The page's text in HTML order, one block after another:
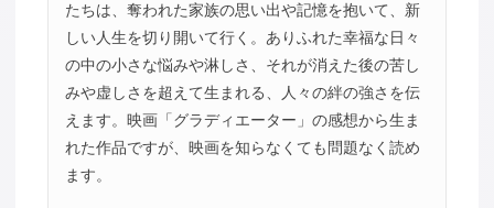
たちは、奪われた家族の思い出や記憶を抱いて、新
しい人生を切り開いて行く。ありふれた幸福な日々
の中の小さな悩みや淋しさ、それが消えた後の苦し
みや虚しさを超えて生まれる、人々の絆の強さを伝
えます。映画「グラディエーター」の感想から生ま
れた作品ですが、映画を知らなくても問題なく読め
ます。